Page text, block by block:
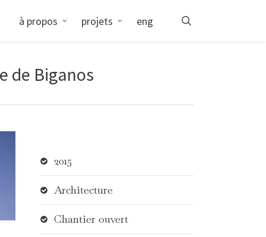
à propos projets eng
de Biganos
2015
Architecture
Chantier ouvert